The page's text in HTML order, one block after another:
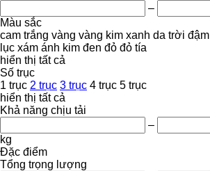
–
Màu sắc
cam trắng vàng vàng kim xanh da trời đậm
lục xám ánh kim đen đỏ đỏ tía
hiển thị tất cả
Số trục
1 trục 2 trục 3 trục 4 trục 5 trục
hiển thị tất cả
Khả năng chịu tải
–
kg
Đặc điểm
Tổng trọng lượng